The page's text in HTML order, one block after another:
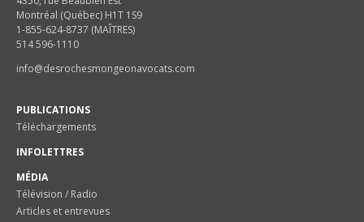
Montréal (Québec) H1T 1S9
1-855-624-8737 (MAÎTRES)
514 596-1110
info@desrochesmongeonavocats.com
PUBLICATIONS
Téléchargements
INFOLETTRES
MÉDIA
Télévision / Radio
Articles et entrevues